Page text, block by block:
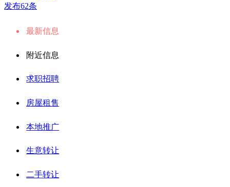
发布62条
最新信息
附近信息
求职招聘
房屋租售
本地推广
生意转让
二手转让